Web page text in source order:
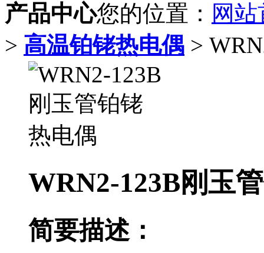
产品中心您的位置： 网
> 高温铂铑热电偶 >
WRN2-123B刚玉
简要描述：